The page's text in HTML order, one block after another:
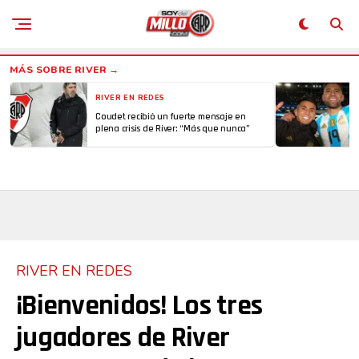
RIVER EN REDES
Coudet recibió un fuerte mensaje en
plena crisis de River: “Más que nunca”
RIVER EN REDES
¡Bienvenidos! Los tres
jugadores de River